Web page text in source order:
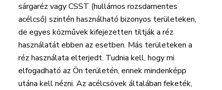
sárgaréz vagy CSST (hullámos rozsdamentes
acélcső) szintén használható bizonyos területeken,
de egyes közművek kifejezetten tiltják a réz
használatát ebben az esetben. Más területeken a
réz használata elterjedt. Tudnia kell, hogy mi
elfogadható az Ön területén, ennek mindenképp
utána kell nézni. Az acélcsövek általában feketék,